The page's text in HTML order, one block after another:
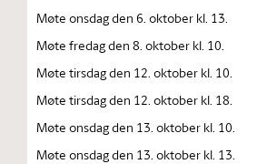
Møte onsdag den 6. oktober kl. 13.
Møte fredag den 8. oktober kl. 10.
Møte tirsdag den 12. oktober kl. 10.
Møte tirsdag den 12. oktober kl. 18.
Møte onsdag den 13. oktober kl. 10.
Møte onsdag den 13. oktober kl. 13.